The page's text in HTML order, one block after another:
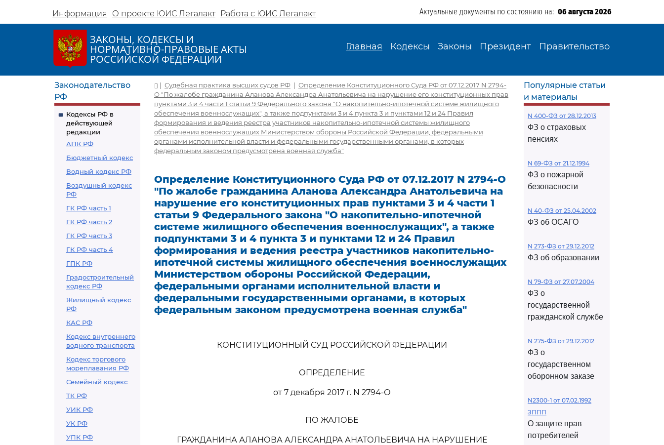
Информация О проекте ЮИС Легалакт Работа с ЮИС Легалакт Актуальные документы по состоянию на: 06 августа 2026
ЗАКОНЫ, КОДЕКСЫ И
НОРМАТИВНО-ПРАВОВЫЕ АКТЫ
РОССИЙСКОЙ ФЕДЕРАЦИИ
Главная Кодексы Законы Президент Правительство
Законодательство
РФ
Кодексы РФ в
действующей
редакции
АПК РФ
Бюджетный кодекс
Водный кодекс РФ
Воздушный кодекс
РФ
ГК РФ часть 1
ГК РФ часть 2
ГК РФ часть 3
ГК РФ часть 4
ГПК РФ
Градостроительный
кодекс РФ
Жилищный кодекс
РФ
КАС РФ
Кодекс внутреннего
водного транспорта
Кодекс торгового
мореплавания РФ
Семейный кодекс
ТК РФ
УИК РФ
УК РФ
УПК РФ
| Судебная практика высших судов РФ | Определение Конституционного Суда РФ от 07.12.2017 N 2794-
О "По жалобе гражданина Аланова Александра Анатольевича на нарушение его конституционных прав
пунктами 3 и 4 части 1 статьи 9 Федерального закона "О накопительно-ипотечной системе жилищного
обеспечения военнослужащих", а также подпунктами 3 и 4 пункта 3 и пунктами 12 и 24 Правил
формирования и ведения реестра участников накопительно-ипотечной системы жилищного
обеспечения военнослужащих Министерством обороны Российской Федерации, федеральными
органами исполнительной власти и федеральными государственными органами, в которых
федеральным законом предусмотрена военная служба"
Определение Конституционного Суда РФ от 07.12.2017 N 2794-О
"По жалобе гражданина Аланова Александра Анатольевича на
нарушение его конституционных прав пунктами 3 и 4 части 1
статьи 9 Федерального закона "О накопительно-ипотечной
системе жилищного обеспечения военнослужащих", а также
подпунктами 3 и 4 пункта 3 и пунктами 12 и 24 Правил
формирования и ведения реестра участников накопительно-
ипотечной системы жилищного обеспечения военнослужащих
Министерством обороны Российской Федерации,
федеральными органами исполнительной власти и
федеральными государственными органами, в которых
федеральным законом предусмотрена военная служба"
КОНСТИТУЦИОННЫЙ СУД РОССИЙСКОЙ ФЕДЕРАЦИИ
ОПРЕДЕЛЕНИЕ
от 7 декабря 2017 г. N 2794-О
ПО ЖАЛОБЕ
ГРАЖДАНИНА АЛАНОВА АЛЕКСАНДРА АНАТОЛЬЕВИЧА НА НАРУШЕНИЕ
Популярные статьи
и материалы
N 400-ФЗ от 28.12.2013
ФЗ о страховых
пенсиях
N 69-ФЗ от 21.12.1994
ФЗ о пожарной
безопасности
N 40-ФЗ от 25.04.2002
ФЗ об ОСАГО
N 273-ФЗ от 29.12.2012
ФЗ об образовании
N 79-ФЗ от 27.07.2004
ФЗ о
государственной
гражданской службе
N 275-ФЗ от 29.12.2012
ФЗ о
государственном
оборонном заказе
N2300-1 от 07.02.1992
ЗППП
О защите прав
потребителей